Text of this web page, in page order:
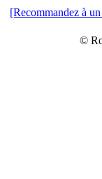
[Recommandez à
©